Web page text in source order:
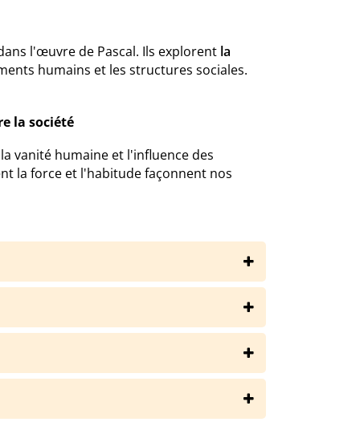
l'œuvre de Pascal. Ils explorent la
humains et les structures sociales.
la société
vanité humaine et l'influence des
la force et l'habitude façonnent nos